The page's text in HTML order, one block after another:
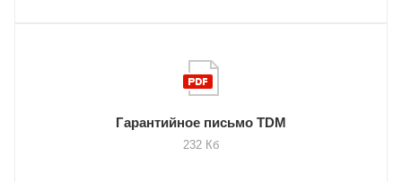
Гарантийное письмо TDM
232 Кб